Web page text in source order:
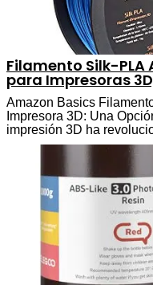
Filamento Silk-PLA
para Impresoras
Amazon Basics
Impresora 3D: Una
impresión 3D ha